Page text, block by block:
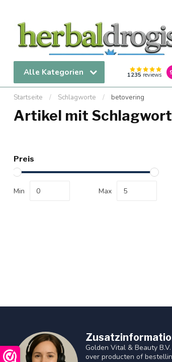
Alle Kategorien 1235 reviews
Startseite / Schlagworte / betovering
Artikel mit
Preis
Min Max
Golden Vital & Beauty
over producten of